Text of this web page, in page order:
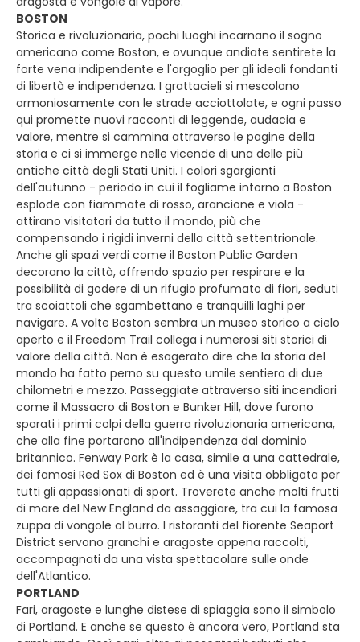
BOSTON
Storica e rivoluzionaria, pochi luoghi incarnano il sogno
americano come Boston, e ovunque andiate sentirete la
forte vena indipendente e l'orgoglio per gli ideali fondanti
di libertà e indipendenza. I grattacieli si mescolano
armoniosamente con le strade acciottolate, e ogni passo
qui promette nuovi racconti di leggende, audacia e
valore, mentre si cammina attraverso le pagine della
storia e ci si immerge nelle vicende di una delle più
antiche città degli Stati Uniti. I colori sgargianti
dell'autunno - periodo in cui il fogliame intorno a Boston
esplode con fiammate di rosso, arancione e viola -
attirano visitatori da tutto il mondo, più che
compensando i rigidi inverni della città settentrionale.
Anche gli spazi verdi come il Boston Public Garden
decorano la città, offrendo spazio per respirare e la
possibilità di godere di un rifugio profumato di fiori, seduti
tra scoiattoli che sgambettano e tranquilli laghi per
navigare. A volte Boston sembra un museo storico a cielo
aperto e il Freedom Trail collega i numerosi siti storici di
valore della città. Non è esagerato dire che la storia del
mondo ha fatto perno su questo umile sentiero di due
chilometri e mezzo. Passeggiate attraverso siti incendiari
come il Massacro di Boston e Bunker Hill, dove furono
sparati i primi colpi della guerra rivoluzionaria americana,
che alla fine portarono all'indipendenza dal dominio
britannico. Fenway Park è la casa, simile a una cattedrale,
dei famosi Red Sox di Boston ed è una visita obbligata per
tutti gli appassionati di sport. Troverete anche molti frutti
di mare del New England da assaggiare, tra cui la famosa
zuppa di vongole al burro. I ristoranti del fiorente Seaport
District servono granchi e aragoste appena raccolti,
accompagnati da una vista spettacolare sulle onde
dell'Atlantico.
PORTLAND
Fari, aragoste e lunghe distese di spiaggia sono il simbolo
di Portland. E anche se questo è ancora vero, Portland sta